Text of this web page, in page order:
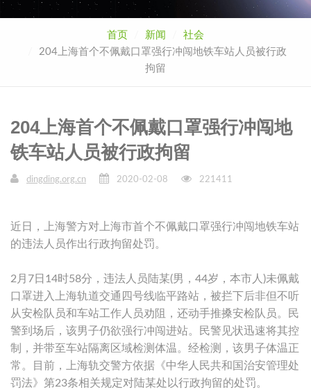
首页 新闻
社会
204上海首个不佩戴口罩强行冲闯地铁车站人员被行政
拘留
204上海首个不佩戴口罩强行冲闯地
铁车站人员被行政拘留
dingding.org.cn 2020-02-08 221411
近日，上海警方对上海市首个不佩戴口罩强行冲闯地铁车站
的违法人员作出行政拘留处罚。
2月7日14时58分，违法人员陆某(男，44岁，本市人)未佩戴
口罩进入上海轨道交通四号线临平路站，被拦下后非但不听
从安检队员和车站工作人员劝阻，还动手推搡安检队员。民
警到场后，该男子仍欲强行冲闯进站。民警见状迅速将其控
制，并带至车站隔离区域检测体温。经检测，该男子体温正
常。目前，上海轨交警方依据《中华人民共和国治安管理处
罚法》第23条相关规定对陆某处以行政拘留的处罚。